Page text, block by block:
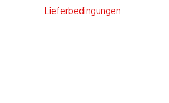
Lieferbedingungen